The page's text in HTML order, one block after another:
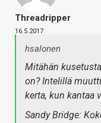
Threadripper
16.5.2017
hsalonen
Mitähän
on? Intelillä
kerta, kun kantaa
Sandy Bridge: